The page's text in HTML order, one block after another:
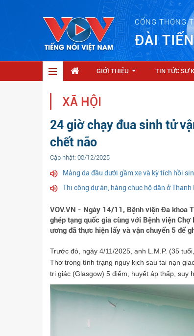
CỔNG THÔNG
ĐÀI
GIỚI THIỆU TIN TỨC SỰ
XÃ HỘI
24 giờ chạy đua sinh tử
chết não
Cập nhật: 08/12/2025
Mảng da đầu dưới gầm xe và kỳ tích hồi
Thi công dự án, hàng chục hộ dân ở
VOV.VN - Ngày 14/11, Bệnh viện Đa khoa
ghép tạng quốc gia cùng với Bệnh viện
ương đã thực hiện lấy và vận chuyển 5 để
Trước đó, ngày 4/11/2025, anh L.M.P. (35
Thơ trong tình trạng nguy kịch sau tai nạn
tri giác (Glasgow) 5 điểm, huyết áp thấp, suy